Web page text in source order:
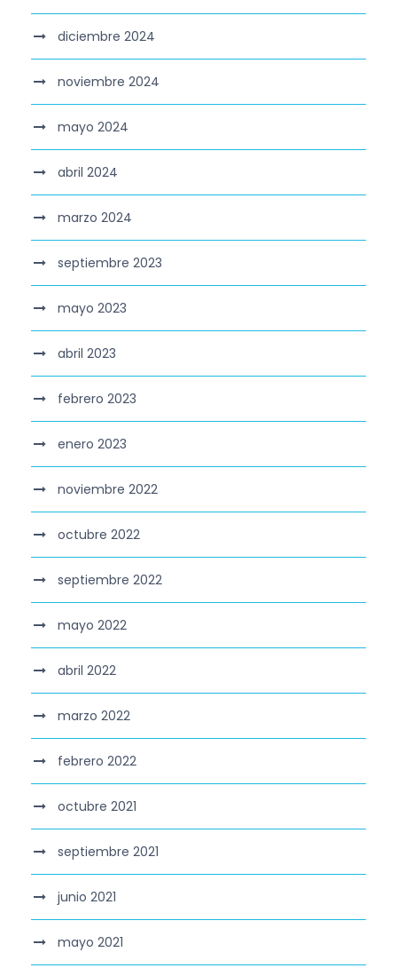
diciembre 2024
noviembre 2024
mayo 2024
abril 2024
marzo 2024
septiembre 2023
mayo 2023
abril 2023
febrero 2023
enero 2023
noviembre 2022
octubre 2022
septiembre 2022
mayo 2022
abril 2022
marzo 2022
febrero 2022
octubre 2021
septiembre 2021
junio 2021
mayo 2021